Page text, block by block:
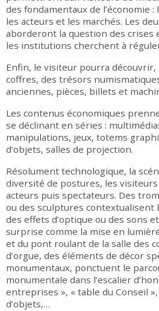
des fondamentaux de l’économie :
les acteurs et les marchés. Les
aborderont la question des crises
les institutions cherchent à
Enfin, le visiteur pourra découvrir,
coffres, des trésors
anciennes, pièces, billets et
Les contenus économiques
se déclinant en séries :
manipulations, jeux, totems
d’objets, salles de projection.
Résolument technologique, la
diversité de postures, les
acteurs puis spectateurs. Des
ou des sculptures contextualisent
des effets d’optique ou des sons
surprise comme la mise en
et du pont roulant de la salle des
d’orgue, des éléments de décor
monumentaux, ponctuent le
monumentale dans l’escalier
entreprises », « table du Conseil
d’objets,…